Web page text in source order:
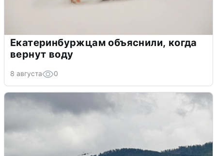
Екатеринбуржцам объяснили, когда
вернут воду
8 августа 0